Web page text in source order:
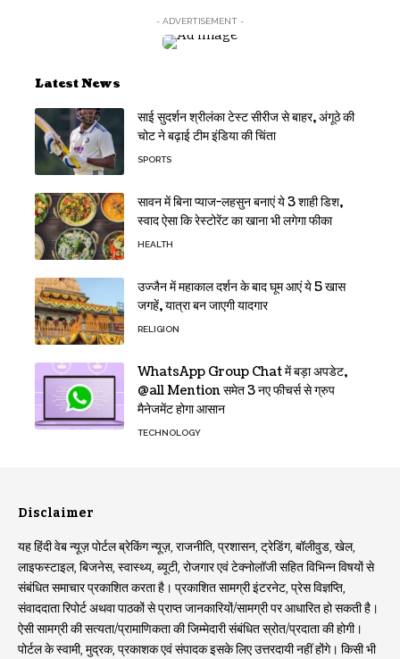
- ADVERTISEMENT -
Latest News
साई सुदर्शन श्रीलंका टेस्ट सीरीज से बाहर, अंगूठे की
चोट ने बढ़ाई टीम इंडिया की चिंता
SPORTS
सावन में बिना प्याज-लहसुन बनाएं ये 3 शाही डिश,
स्वाद ऐसा कि रेस्टोरेंट का खाना भी लगेगा फीका
HEALTH
उज्जैन में महाकाल दर्शन के बाद घूम आएं ये 5 खास
जगहें, यात्रा बन जाएगी यादगार
RELIGION
WhatsApp Group Chat में बड़ा अपडेट,
@all Mention समेत 3 नए फीचर्स से ग्रुप
मैनेजमेंट होगा आसान
TECHNOLOGY
Disclaimer
यह हिंदी वेब न्यूज़ पोर्टल ब्रेकिंग न्यूज़, राजनीति, प्रशासन, ट्रेडिंग, बॉलीवुड, खेल,
लाइफस्टाइल, बिजनेस, स्वास्थ्य, ब्यूटी, रोजगार एवं टेक्नोलॉजी सहित विभिन्न विषयों से
संबंधित समाचार प्रकाशित करता है। प्रकाशित सामग्री इंटरनेट, प्रेस विज्ञप्ति,
संवाददाता रिपोर्ट अथवा पाठकों से प्राप्त जानकारियों/सामग्री पर आधारित हो सकती है।
ऐसी सामग्री की सत्यता/प्रामाणिकता की जिम्मेदारी संबंधित स्रोत/प्रदाता की होगी।
पोर्टल के स्वामी, मुद्रक, प्रकाशक एवं संपादक इसके लिए उत्तरदायी नहीं होंगे। किसी भी